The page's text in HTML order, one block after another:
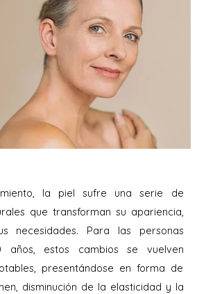
la piel sufre una serie de
que transforman su apariencia,
necesidades. Para las personas
años, estos cambios se vuelven
presentándose en forma de
disminución de la elasticidad y la